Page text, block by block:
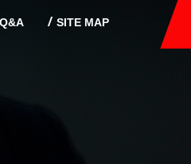
SITE MAP